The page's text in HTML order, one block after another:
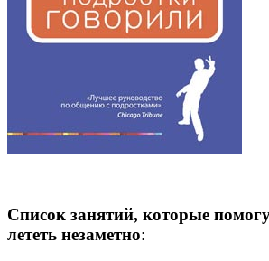
Список занятий, которые
лететь незаметно: